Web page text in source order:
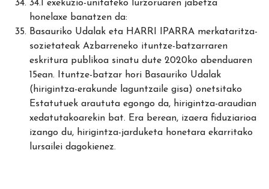
34.1 exekuzio-unitateko lurzoruaren jabetza
honelaxe banatzen da:
Basauriko Udalak eta HARRI IPARRA merkataritza-
sozietateak Azbarreneko ituntze-batzarraren
eskritura publikoa sinatu dute 2020ko abenduaren
15ean. Ituntze-batzar hori Basauriko Udalak
(hirigintza-erakunde laguntzaile gisa) onetsitako
Estatutuek araututa egongo da, hirigintza-araudian
xedatutakoarekin bat. Era berean, izaera fiduziarioa
izango du, hirigintza-jarduketa honetara ekarritako
lursailei dagokienez.